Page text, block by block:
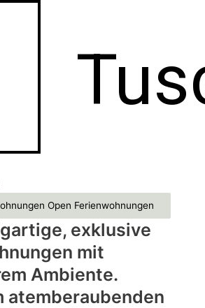
Open Ferienwohnungen
exklusive
mit
Ambiente.
atemberaubenden